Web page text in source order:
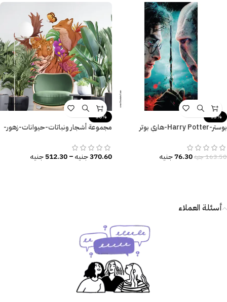
-53%
بوستر-Harry Potter-هاري بوتر
163.50جنيه76.30جنيه
-30%
مجموعة أشجار ونباتات-حيوانات-زهور-
370.60جنيه–
512.30جنيه
أسئلة العملاء